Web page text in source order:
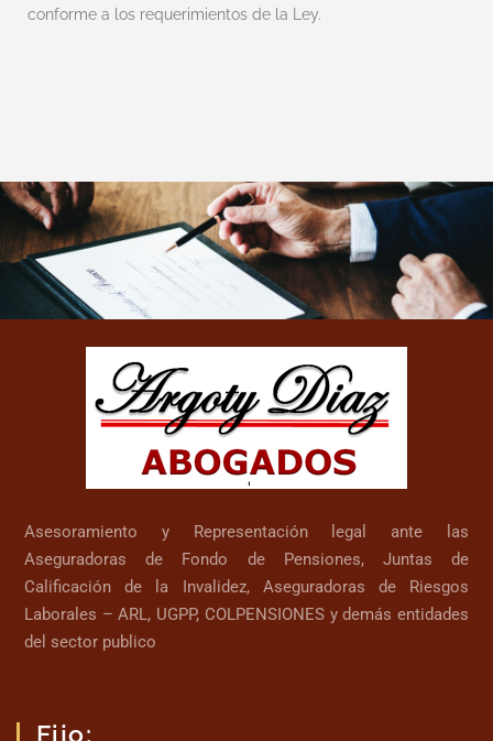
conforme a los requerimientos de la Ley.
Asesoramiento y Representación legal ante las
Aseguradoras de Fondo de Pensiones, Juntas de
Calificación de la Invalidez, Aseguradoras de Riesgos
Laborales – ARL, UGPP, COLPENSIONES y demás entidades
del sector publico
Fijo: